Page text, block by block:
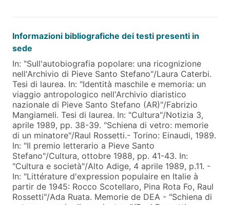
Informazioni bibliografiche dei testi presenti in
sede
In: "Sull'autobiografia popolare: una ricognizione
nell'Archivio di Pieve Santo Stefano"/Laura Caterbi.
Tesi di laurea. In: "Identità maschile e memoria: un
viaggio antropologico nell'Archivio diaristico
nazionale di Pieve Santo Stefano (AR)"/Fabrizio
Mangiameli. Tesi di laurea. In: "Cultura"/Notizia 3,
aprile 1989, pp. 38-39. "Schiena di vetro: memorie
di un minatore"/Raul Rossetti.- Torino: Einaudi, 1989.
In: "Il premio letterario a Pieve Santo
Stefano"/Cultura, ottobre 1988, pp. 41-43. In:
"Cultura e società"/Alto Adige, 4 aprile 1989, p.11. -
In: "Littérature d'expression populaire en Italie à
partir de 1945: Rocco Scotellaro, Pina Rota Fo, Raul
Rossetti"/Ada Ruata. Memorie de DEA - "Schiena di